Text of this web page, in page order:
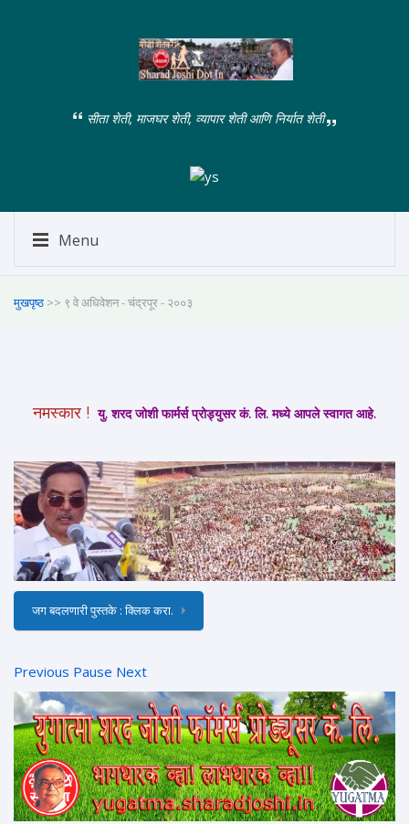
सीता शेती, माजघर शेती, व्यापार शेती आणि निर्यात शेती
Menu
मुखपृष्ठ >> ९ वे अधिवेशन - चंद्रपूर - २००३
नमस्कार ! यु. शरद जोशी फार्मर्स प्रोड्युसर कं. लि. मध्ये आपले स्वागत आहे.
जग बदलणारी पुस्तके : क्लिक करा.
Previous Pause Next